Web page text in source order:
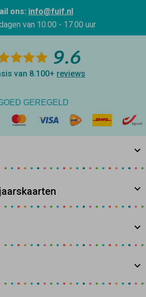
ons: info@fuif.nl
van 10.00 - 17.00 uur
9.6
van 8.100+ reviews
GEREGELD